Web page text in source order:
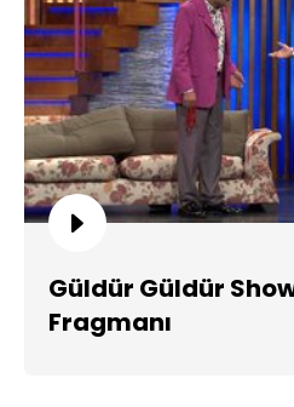
Güldür Güldür
Fragmanı